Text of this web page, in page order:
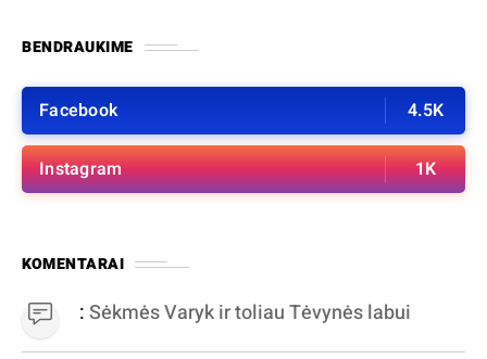
BENDRAUKIME
Facebook 4.5K
Instagram 1K
KOMENTARAI
:Sėkmės Varyk ir toliau Tėvynės labui